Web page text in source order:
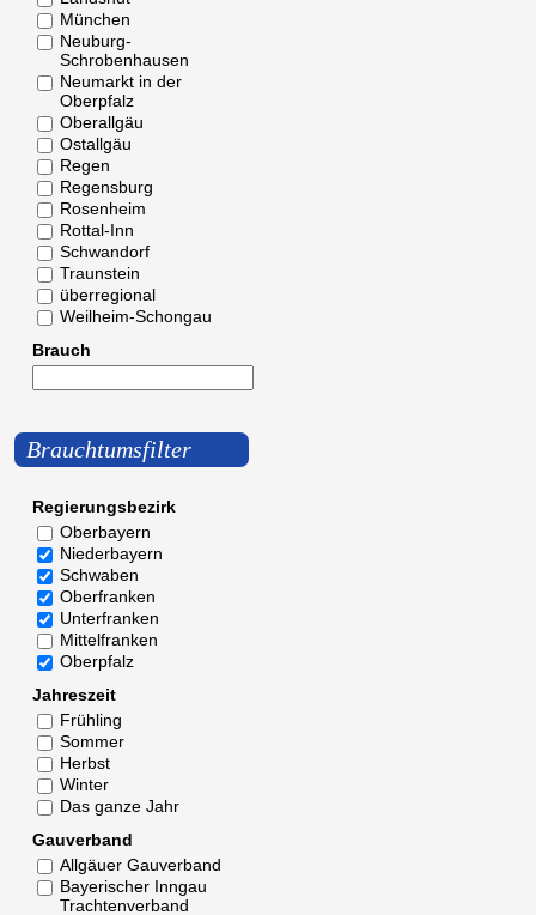
München
Neuburg-
Schrobenhausen
Neumarkt in der
Oberpfalz
Oberallgäu
Ostallgäu
Regen
Regensburg
Rosenheim
Rottal-Inn
Schwandorf
Traunstein
überregional
Weilheim-Schongau
Brauch
Brauchtumsfilter
Regierungsbezirk
Oberbayern
Niederbayern
Schwaben
Oberfranken
Unterfranken
Mittelfranken
Oberpfalz
Jahreszeit
Frühling
Sommer
Herbst
Winter
Das ganze Jahr
Gauverband
Allgäuer Gauverband
Bayerischer Inngau
Trachtenverband